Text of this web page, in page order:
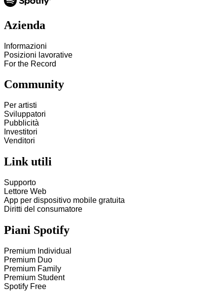
Azienda
Informazioni
Posizioni lavorative
For the Record
Community
Per artisti
Sviluppatori
Pubblicità
Investitori
Venditori
Link utili
Supporto
Lettore Web
App per dispositivo mobile gratuita
Diritti del consumatore
Piani Spotify
Premium Individual
Premium Duo
Premium Family
Premium Student
Spotify Free